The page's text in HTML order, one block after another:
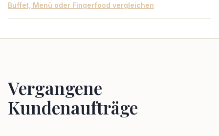
Buffet, Menü oder Fingerfood vergleichen
Vergangene
Kundenaufträge